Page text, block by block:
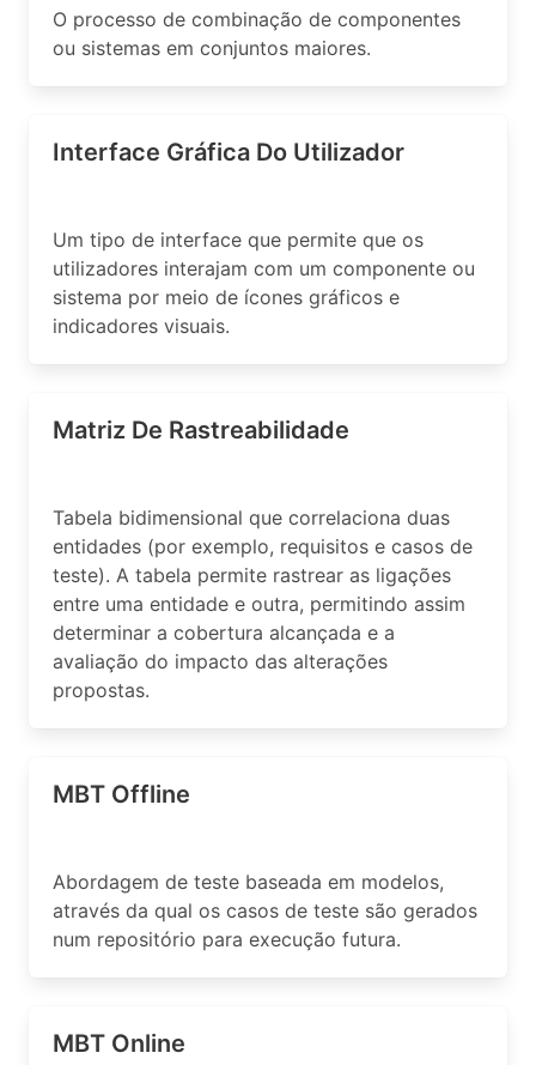
O processo de combinação de componentes
ou sistemas em conjuntos maiores.
Interface Gráfica Do Utilizador
Um tipo de interface que permite que os
utilizadores interajam com um componente ou
sistema por meio de ícones gráficos e
indicadores visuais.
Matriz De Rastreabilidade
Tabela bidimensional que correlaciona duas
entidades (por exemplo, requisitos e casos de
teste). A tabela permite rastrear as ligações
entre uma entidade e outra, permitindo assim
determinar a cobertura alcançada e a
avaliação do impacto das alterações
propostas.
MBT Offline
Abordagem de teste baseada em modelos,
através da qual os casos de teste são gerados
num repositório para execução futura.
MBT Online